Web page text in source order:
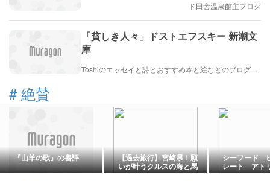
ド田舎温泉館主ブログ
「貧しき人々」ドストエフスキー 新潮文
庫
# 絶賛
『山羊の歌』の書評 【過去旅行】宮崎県！願
いが叶うクルスの海と馬
ヶ背の絶景
シーフード
レート アト